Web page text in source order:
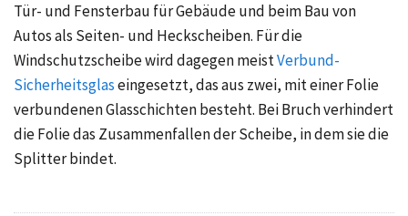
Tür- und Fensterbau für Gebäude und beim Bau von
Autos als Seiten- und Heckscheiben. Für die
Windschutzscheibe wird dagegen meistVerbund-
Sicherheitsglaseingesetzt, das aus zwei, mit einer Folie
verbundenen Glasschichten besteht. Bei Bruch verhindert
die Folie das Zusammenfallen der Scheibe, in dem sie die
Splitter bindet.